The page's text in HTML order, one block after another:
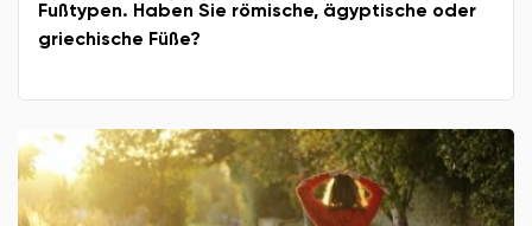
Fußtypen. Haben Sie römische, ägyptische oder
griechische Füße?